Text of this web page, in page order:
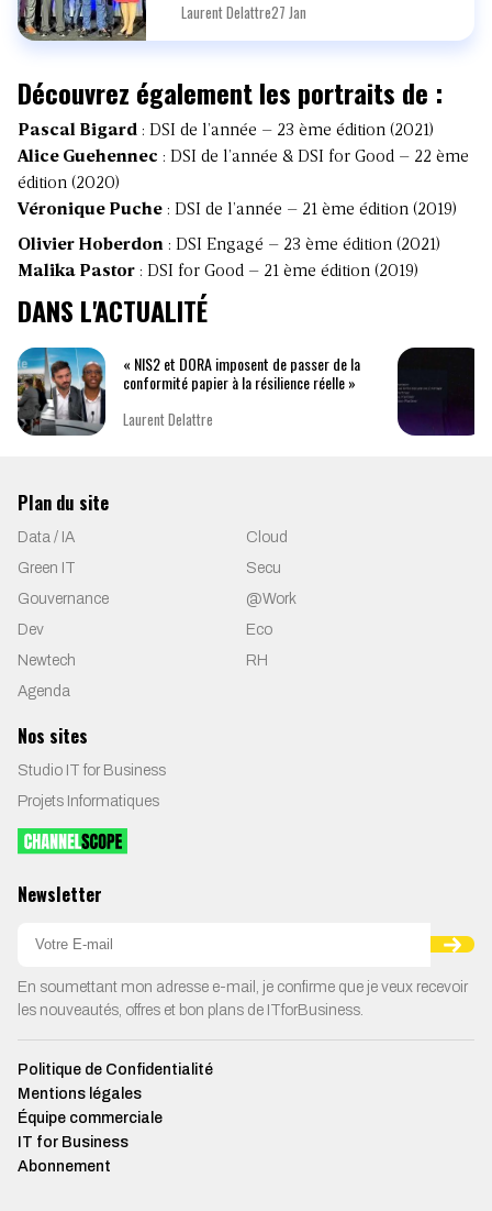
Laurent Delattre27 Jan
Découvrez également les portraits de :
Pascal Bigard : DSI de l’année – 23 ème édition (2021)
Alice Guehennec : DSI de l’année & DSI for Good – 22 ème
édition (2020)
Véronique Puche : DSI de l’année – 21 ème édition (2019)
Olivier Hoberdon : DSI Engagé – 23 ème édition (2021)
Malika Pastor : DSI for Good – 21 ème édition (2019)
DANS L'ACTUALITÉ
« NIS2 et DORA imposent de passer de la
conformité papier à la résilience réelle »
Laurent Delattre
Plan du site
Data / IA
Cloud
Green IT
Secu
Gouvernance
@Work
Dev
Eco
Newtech
RH
Agenda
Nos sites
Studio IT for Business
Projets Informatiques
Newsletter
En soumettant mon adresse e-mail, je confirme que je veux recevoir
les nouveautés, offres et bon plans de ITforBusiness.
Politique de Confidentialité
Mentions légales
Équipe commerciale
IT for Business
Abonnement